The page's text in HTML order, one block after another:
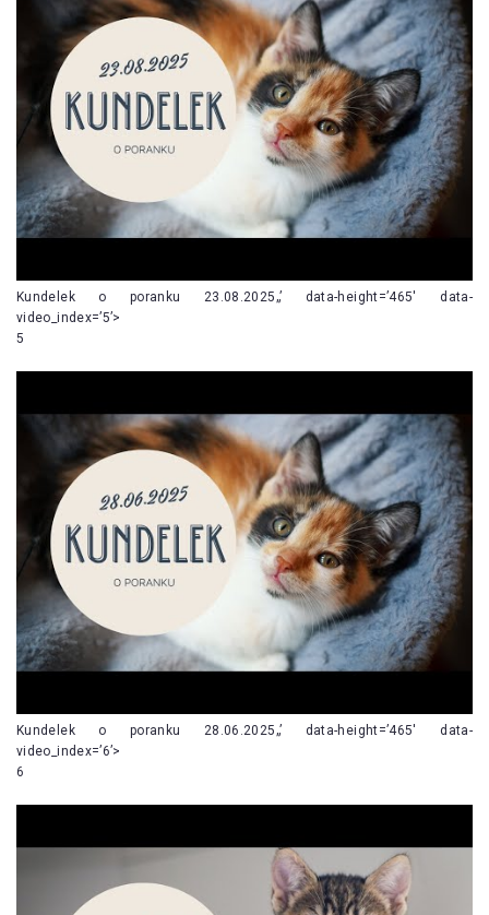
Kundelek o poranku 23.08.2025„’ data-height=’465′ data-
video_index=’5’>
5
Kundelek o poranku 28.06.2025„’ data-height=’465′ data-
video_index=’6’>
6